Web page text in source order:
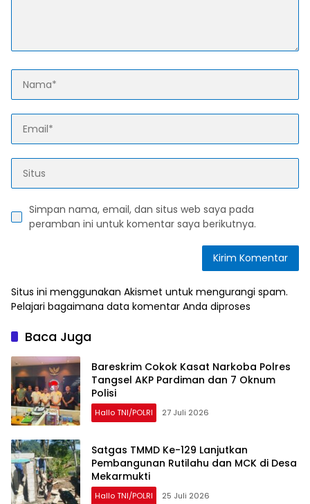
Simpan nama, email, dan situs web saya pada
peramban ini untuk komentar saya berikutnya.
Situs ini menggunakan Akismet untuk mengurangi spam.
Pelajari bagaimana data komentar Anda diproses
Baca Juga
Bareskrim Cokok Kasat Narkoba Polres
Tangsel AKP Pardiman dan 7 Oknum
Polisi
Hallo TNI/POLRI 27 Juli 2026
Satgas TMMD Ke-129 Lanjutkan
Pembangunan Rutilahu dan MCK di Desa
Mekarmukti
Hallo TNI/POLRI 25 Juli 2026